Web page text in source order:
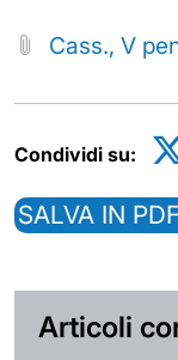
Cass., V
Condividi su:
SALVA IN
Articoli